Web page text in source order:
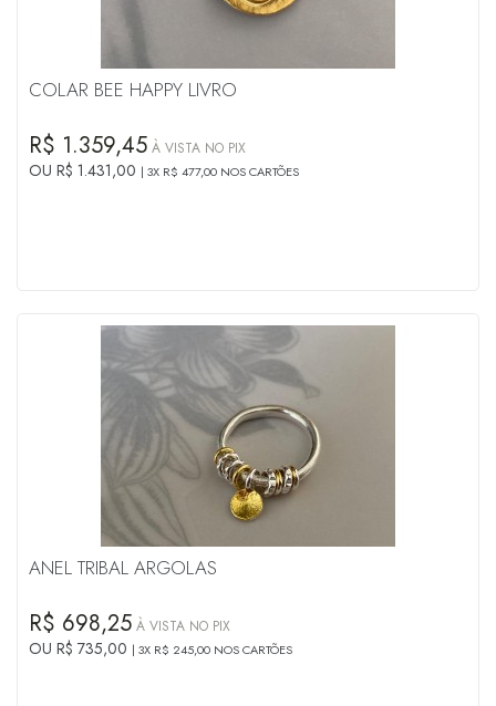
COLAR BEE HAPPY LIVRO
R$ 1.359,45 À VISTA NO PIX
OU R$ 1.431,00 3X R$ 477,00 NOS CARTÕES
ANEL TRIBAL ARGOLAS
R$ 698,25 À VISTA NO PIX
OU R$ 735,00 3X R$ 245,00 NOS CARTÕES